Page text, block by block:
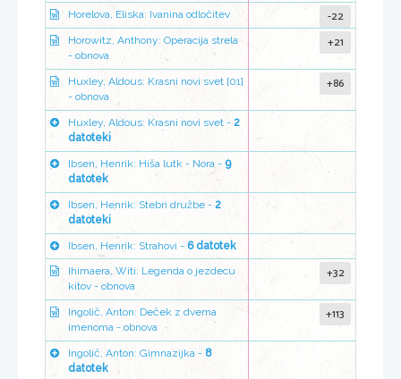
Horelova, Eliska: Ivanina odločitev -22
Horowitz, Anthony: Operacija strela
- obnova
+21
Huxley, Aldous: Krasni novi svet [01]
- obnova
+86
Huxley, Aldous: Krasni novi svet - 2
datoteki
Ibsen, Henrik: Hiša lutk - Nora - 9
datotek
Ibsen, Henrik: Stebri družbe - 2
datoteki
Ibsen, Henrik: Strahovi - 6 datotek
Ihimaera, Witi: Legenda o jezdecu
kitov - obnova
+32
Ingolič, Anton: Deček z dvema
imenoma - obnova
+113
Ingolič, Anton: Gimnazijka - 8
datotek